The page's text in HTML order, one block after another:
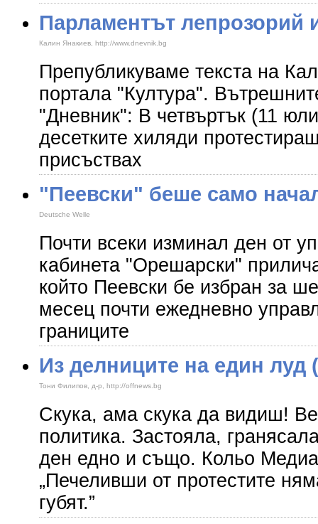
Парламентът лепрозорий
Калин Янакиев, http://www.dnevnik.bg
Препубликуваме текста на
портала "Култура".
"Дневник": В четвъртък (11
десетките хиляди
присъствах
"Пеевски" беше само
Deutsche Welle
Почти всеки изминал ден от
кабинета "Орешарски"
който Пеевски бе избран за
месец почти ежедневно
границите
Из делниците на един луд
Тони Филипов, д-р, http://offnews.bg
Скука, ама скука да видиш!
политика. Застояла,
ден едно и също. Кольо
„Печеливши от протестите
губят.”